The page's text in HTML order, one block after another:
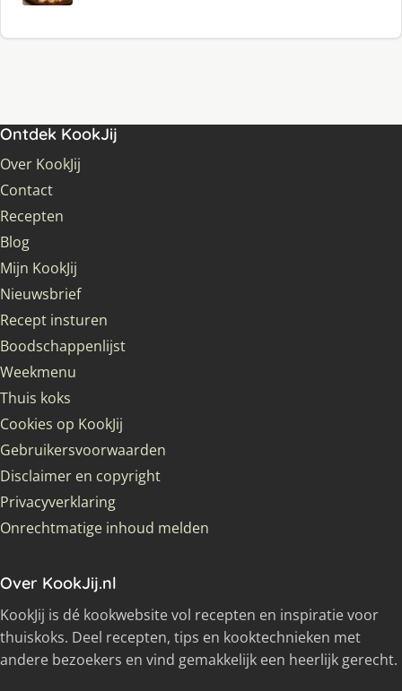
Ontdek KookJij
Over KookJij
Contact
Recepten
Blog
Mijn KookJij
Nieuwsbrief
Recept insturen
Boodschappenlijst
Weekmenu
Thuis koks
Cookies op KookJij
Gebruikersvoorwaarden
Disclaimer en copyright
Privacyverklaring
Onrechtmatige inhoud melden
Over KookJij.nl
KookJij is dé kookwebsite vol recepten en inspiratie voor
thuiskoks. Deel recepten, tips en kooktechnieken met
andere bezoekers en vind gemakkelijk een heerlijk gerecht.